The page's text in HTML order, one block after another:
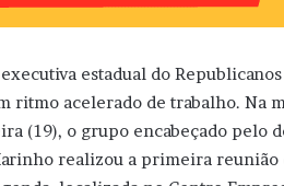
estadual do
ritmo acelerado de trabalho. Na
(19), o grupo encabeçado pelo
realizou a primeira reunião